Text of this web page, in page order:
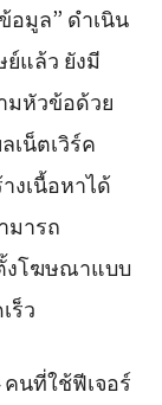
อมูล” ดำเนิน
แล้ว ยังมี
มหัวข้อด้วย
เน็ตเวิร์ค
งเนื้อหาได้
มารถ
งโฆษณาแบบ
ร็ว
นที่ใช้ฟีเจอร์